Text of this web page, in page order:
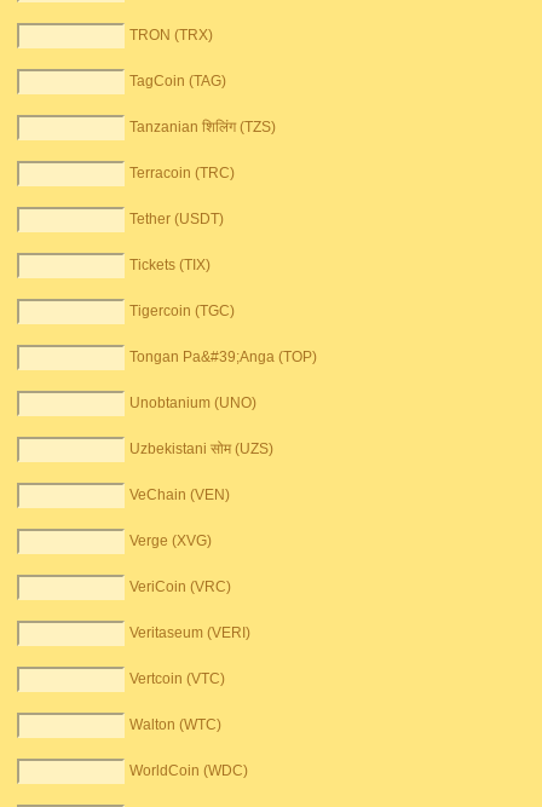
TRON (TRX)
TagCoin (TAG)
Tanzanian शिलिंग (TZS)
Terracoin (TRC)
Tether (USDT)
Tickets (TIX)
Tigercoin (TGC)
Tongan Pa&#39;Anga (TOP)
Unobtanium (UNO)
Uzbekistani सोम (UZS)
VeChain (VEN)
Verge (XVG)
VeriCoin (VRC)
Veritaseum (VERI)
Vertcoin (VTC)
Walton (WTC)
WorldCoin (WDC)